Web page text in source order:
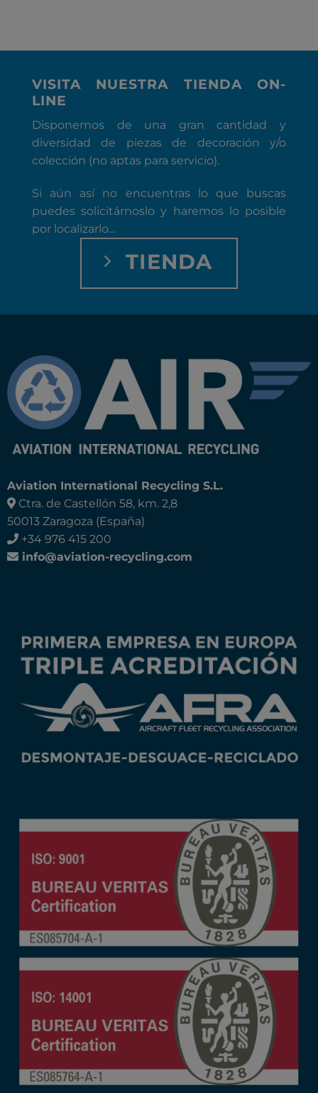
VISITA NUESTRA TIENDA ON-
LINE
Disponemos de una gran cantidad y
diversidad de piezas de decoración y/o
colección (no aptas para servicio).
Si aún así no encuentras lo que buscas
puedes solicitárnoslo y haremos lo posible
por localizarlo...
TIENDA
Aviation International Recycling S.L.
Ctra. de Castellón 58, km. 2,8
50013 Zaragoza (España)
+34 976 415 200
info@aviation-recycling.com